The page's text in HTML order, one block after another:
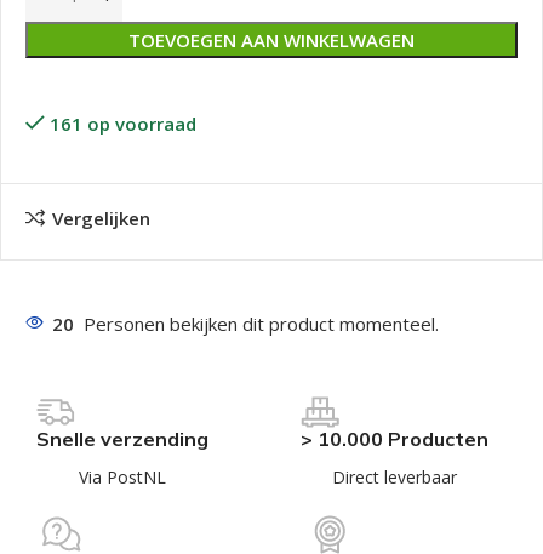
TOEVOEGEN AAN WINKELWAGEN
161 op voorraad
Vergelijken
20 Personen bekijken dit product momenteel.
Snelle verzending
Via PostNL
> 10.000 Producten
Direct leverbaar